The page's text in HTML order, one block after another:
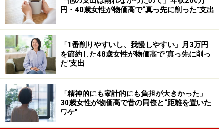
買いした肉や魚、調味料といった“調理前の食材”が並び
ます。麦茶もペットボトルではなくティーバッグを選
び、自宅で煮出して作れば、一袋で数十杯分になりコス
パは圧倒的に高いと言えます。つまり「お金持ちカゴ」
とは、ぜいたく品を詰め込むカゴではなく、健康と家計
を両立させるための工夫や計画性が詰まったカゴなので
す。
野菜や果物は季節や天候の影響で価格が上下することは
ありますが、基本的には比較的安定しています。それに
円・40歳女性が物価高で“真っ先に削った”支出
「1番削りやすいし、我慢しやすい」月3万円
を節約した48歳女性が物価高で"真っ先に削っ
た"支出
「精神的にも家計的にも負担が大きかった」
30歳女性が物価高で昔の同僚と“距離を置いた
ワケ”